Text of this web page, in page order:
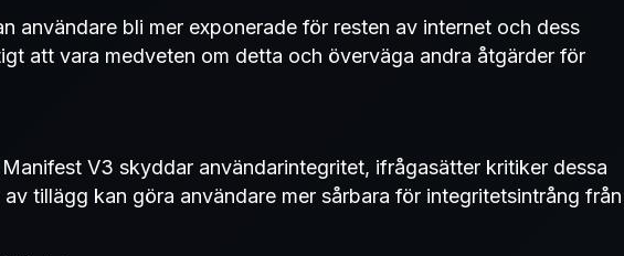
användare bli mer exponerade för resten av internet och dess
att vara medveten om detta och överväga andra åtgärder för
V3 skyddar användarintegritet, ifrågasätter kritiker dessa
tillägg kan göra användare mer sårbara för integritetsintrång från